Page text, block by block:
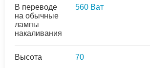
В переводе
на обычные
лампы
накаливания
560 Ват
Высота 70